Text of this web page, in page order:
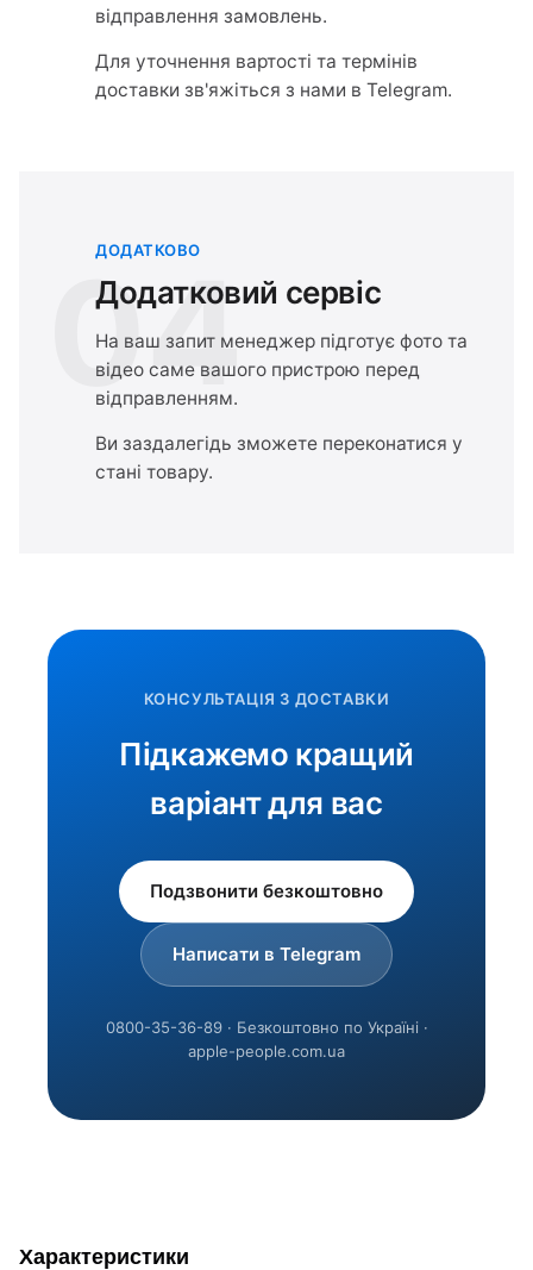
відправлення замовлень.
Для уточнення вартості та термінів
доставки зв'яжіться з нами в Telegram.
04
ДОДАТКОВО
Додатковий сервіс
На ваш запит менеджер підготує фото та
відео саме вашого пристрою перед
відправленням.
Ви заздалегідь зможете переконатися у
стані товару.
КОНСУЛЬТАЦІЯ З ДОСТАВКИ
Підкажемо кращий
варіант для вас
Подзвонити безкоштовно
Написати в Telegram
0800-35-36-89 · Безкоштовно по Україні ·
apple-people.com.ua
Характеристики